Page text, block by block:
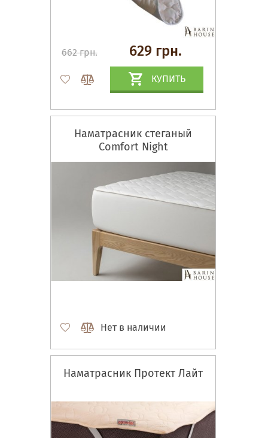
662 грн. 629 грн.
КУПИТЬ
Наматрасник стеганый
Comfort Night
Нет в наличии
Наматрасник Протект Лайт